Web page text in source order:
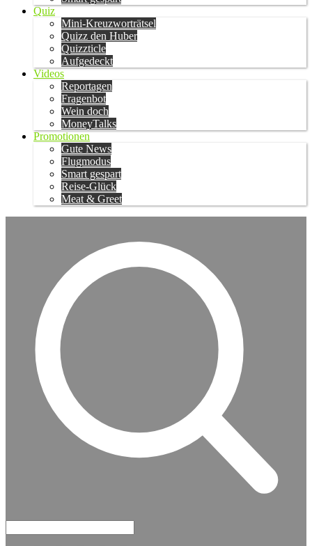
Quiz
Mini-Kreuzworträtsel
Quizz den Huber
Quizzticle
Aufgedeckt
Videos
Reportagen
Fragenbot
Wein doch
MoneyTalks
Promotionen
Gute News
Flugmodus
Smart gespart
Reise-Glück
Meat & Greet